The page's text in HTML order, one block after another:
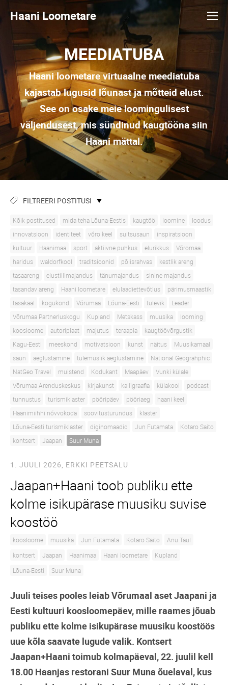
Haani Loometare
MEEDIATUBA
Haani loometare virtuaalne meediatuba
kajastab lugusid lõunast ja mõtteid elust.
See on osake meie loomingulisest
väljendusest, mis sündinud kaugtööna siin
Haani mättal.
FILTREERI POSTITUSI
Kõik postitused mida teha Lõuna-Eestis kaugtöö loomine
loodus
innovatsioon
identiteet võro keel suitsusaun
inspiratsioon
kultuur
Haanimaa sport aktiivne puhkus elurikkus
Võromaa
haridus
waldorfkool traditsioonid põlisrahvas
kestlik areng
tasaareng
elustiilimajandus tänumajandus
sinine majandus
tasandav areng
Haani loometare elulaadiettevõtlus
pärimusmaastik
tasakaal
kogukond Võrumaa Lõuna-Eesti tulevik
Leader
Võrumaa Partnerluskogu
Kupland Metskass muusika
looming
koosloome
autoriplaat majutus teraapia
kaugtöövõrgustik
Kagu-Eesti
meeskond motivatsioon kunst näitus
Muusikamaal
saun
aeglustamine tulemuslik aeglustamine
National Geograhphic
NatGeo Travel
muistend Kodukant Maapäev
Vunki külale
Võrumaa Arenduskeskus
kirjakunst kalligraafia külakool
podcast
tunnustus
turismiklaster pööripäev pööriaeg
haani keel
Haanimiihhi nõvvokoda
soovitusturundus
klaster
Lõuna-Eesti turismiklaster
diginomaadid Jun Futamata
Kotaro Saito
kontsert
Jaapan Suur Muna
1. JUULI 2026, ERKKI PEETSALU
Jaapan+Haani toob publiku ette
kolme isikupärase muusiku suvise
koostöö
koosloome muusika Jun Futamata Kotaro Saito
Anu Taul
kontsert
Jaapan Haanimaa Haani loometare
Kupland
Lõuna-Eesti
Suur Muna
Juuli teises pooles leiab Võrumaal aset Jaapani ja
Eesti kultuuri koosloomepäev, mille raames jõuab
publiku ette kolme isikupärase muusiku koostöös
uue kõla saavate lugude valik. Kontsert
Jaapan+Haani toimub kolmapäeval, 22. juulil kell
18.00 Haanjas restorani Suur Muna õuelaval, kus